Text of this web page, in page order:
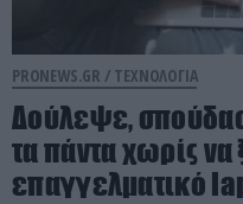
PRONEWS.GR / ΤΕΧΝΟΛΟΓΙΑ
Δούλεψε,
τα πάντα χωρίς
επαγγελματικό